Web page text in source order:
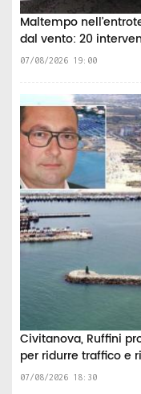
Maltempo
dal vento: 20
07/08/2026 19:00
Civitanova, Ruffini
per ridurre traffico e
07/08/2026 18:30